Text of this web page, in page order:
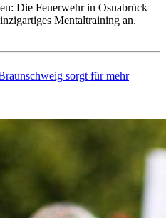
Die Feuerwehr in Osnabrück
Mentaltraining an.
sorgt für mehr